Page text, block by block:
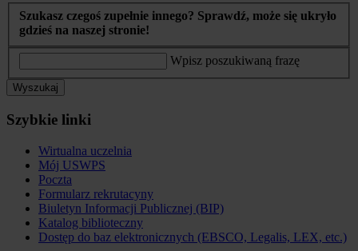
Szukasz czegoś zupełnie innego? Sprawdź, może się ukryło
gdzieś na naszej stronie!
Wpisz poszukiwaną frazę
Wyszukaj
Szybkie linki
Wirtualna uczelnia
Mój USWPS
Poczta
Formularz rekrutacyny
Biuletyn Informacji Publicznej (BIP)
Katalog biblioteczny
Dostęp do baz elektronicznych (EBSCO, Legalis, LEX, etc.)